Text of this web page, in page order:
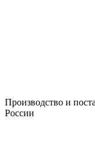
Производство и
России